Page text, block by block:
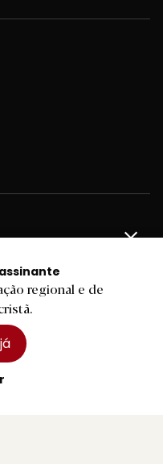
regional e de